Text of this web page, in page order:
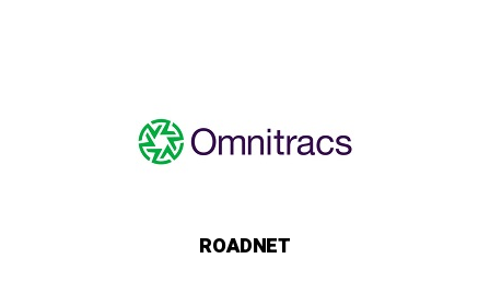
ROADNET